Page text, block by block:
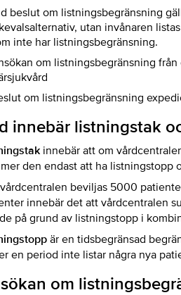
beslut om listningsbegränsning
utan invånaren
inte har listningsbegränsning.
om listningsbegränsning
om listningsbegränsning
innebär listningstak
innebär att om
den endast att ha
beviljas 5000
innebär det att vårdcentralen
på grund av listningstopp i
är en tidsbegränsad
en period inte listar några nya
om